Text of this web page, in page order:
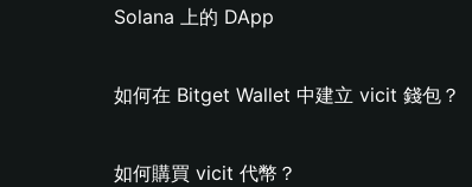
Solana 上的 DApp
如何在 Bitget Wallet 中建立 vicit 錢包？
如何購買 vicit 代幣？